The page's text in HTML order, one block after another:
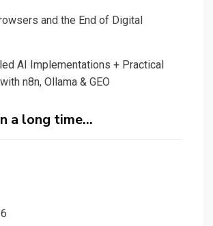
and the End of Digital
AI Implementations + Practical
n8n, Ollama & GEO
a long time…